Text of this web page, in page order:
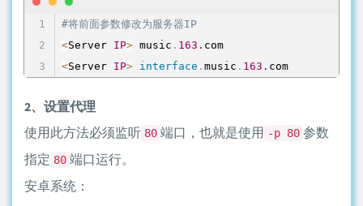
#将前面参数修改为服务器IP
<Server IP> music . 163.
com
<Server IP> interface . music . 163. com
2、设置代理
使用此方法必须监听 80 端口，也就是使用 -p 80 参数
指定 80 端口运行。
安卓系统：